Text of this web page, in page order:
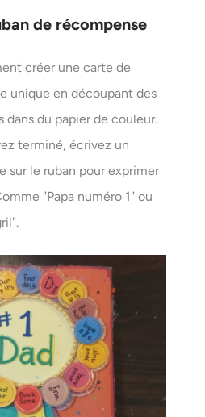
de récompense
créer une carte de
unique en découpant des
dans du papier de couleur.
terminé, écrivez un
sur le ruban pour exprimer
"Papa numéro 1" ou